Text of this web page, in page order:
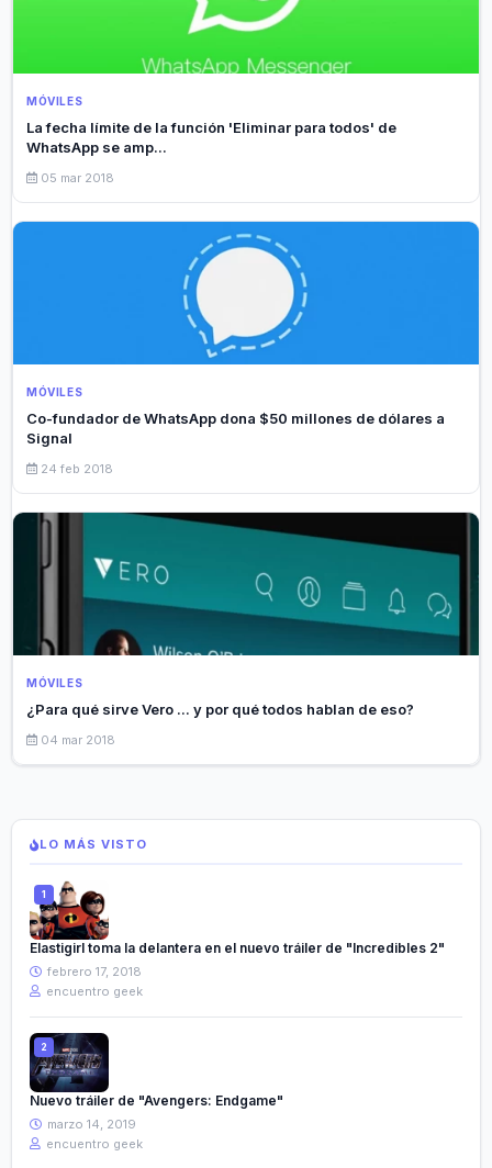
MÓVILES
La fecha límite de la función 'Eliminar para todos' de
WhatsApp se amp...
05 mar 2018
MÓVILES
Co-fundador de WhatsApp dona $50 millones de dólares a
Signal
24 feb 2018
MÓVILES
¿Para qué sirve Vero ... y por qué todos hablan de eso?
04 mar 2018
LO MÁS VISTO
Elastigirl toma la delantera en el nuevo tráiler de "Incredibles 2"
febrero 17, 2018
encuentro geek
Nuevo tráiler de "Avengers: Endgame"
marzo 14, 2019
encuentro geek